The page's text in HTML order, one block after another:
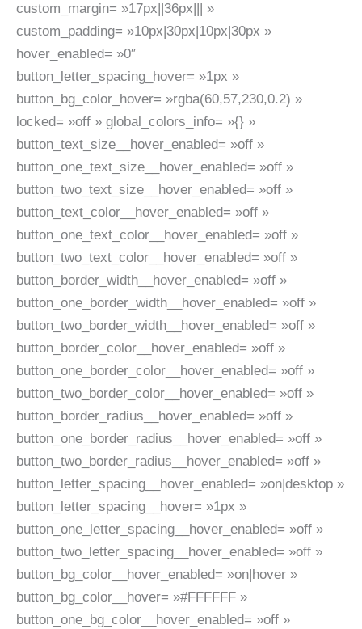
custom_margin= »17px||36px||| »
custom_padding= »10px|30px|10px|30px »
hover_enabled= »0″
button_letter_spacing_hover= »1px »
button_bg_color_hover= »rgba(60,57,230,0.2) »
locked= »off » global_colors_info= »{} »
button_text_size__hover_enabled= »off »
button_one_text_size__hover_enabled= »off »
button_two_text_size__hover_enabled= »off »
button_text_color__hover_enabled= »off »
button_one_text_color__hover_enabled= »off »
button_two_text_color__hover_enabled= »off »
button_border_width__hover_enabled= »off »
button_one_border_width__hover_enabled= »off »
button_two_border_width__hover_enabled= »off »
button_border_color__hover_enabled= »off »
button_one_border_color__hover_enabled= »off »
button_two_border_color__hover_enabled= »off »
button_border_radius__hover_enabled= »off »
button_one_border_radius__hover_enabled= »off »
button_two_border_radius__hover_enabled= »off »
button_letter_spacing__hover_enabled= »on|desktop »
button_letter_spacing__hover= »1px »
button_one_letter_spacing__hover_enabled= »off »
button_two_letter_spacing__hover_enabled= »off »
button_bg_color__hover_enabled= »on|hover »
button_bg_color__hover= »#FFFFFF »
button_one_bg_color__hover_enabled= »off »